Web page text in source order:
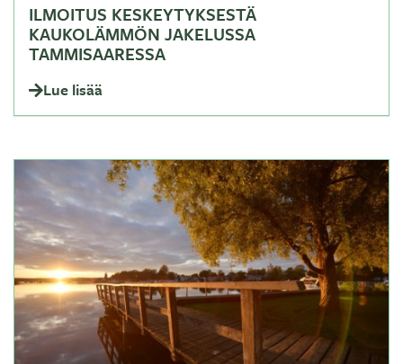
ILMOITUS KESKEYTYKSESTÄ
KAUKOLÄMMÖN JAKELUSSA
TAMMISAARESSA
Lue lisää